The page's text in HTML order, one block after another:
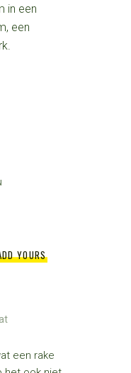
in een
een
YOURS
een rake